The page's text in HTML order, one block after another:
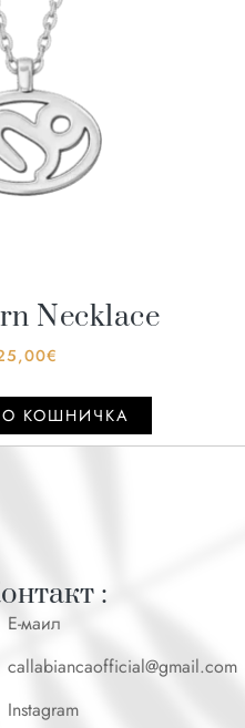
Necklace
€
КОШНИЧКА
:
Е-маил
callabiancaofficial@gmail.com
Instagram